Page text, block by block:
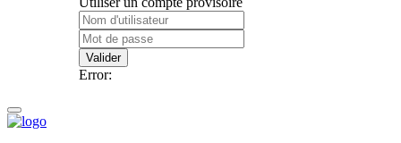
Valider
Error: